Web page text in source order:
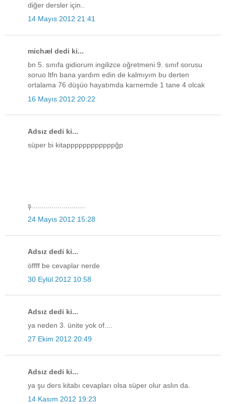
diğer dersler için..
14 Mayıs 2012 21:41
michæl dedi ki...
bn 5. sınıfa gidiorum ingilizce oğretmeni 9. sınıf sorusu
soruo ltfn bana yardım edin de kalmıyım bu derten
ortalama 76 düşüo hayatımda karnemde 1 tane 4 olcak
16 Mayıs 2012 20:22
Adsız dedi ki...
süper bi kitappppppppppppğp
ş...........................
24 Mayıs 2012 15:28
Adsız dedi ki...
öffff be cevaplar nerde
30 Eylül 2012 10:58
Adsız dedi ki...
ya neden 3. ünite yok of....
27 Ekim 2012 20:49
Adsız dedi ki...
ya şu ders kitabı cevapları olsa süper olur aslın da.
14 Kasım 2012 19:23